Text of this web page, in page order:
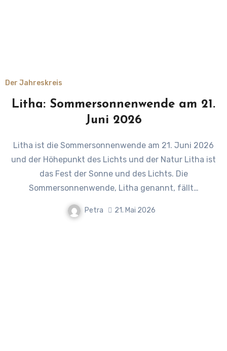
Der Jahreskreis
Litha: Sommersonnenwende am 21.
Juni 2026
Litha ist die Sommersonnenwende am 21. Juni 2026
und der Höhepunkt des Lichts und der Natur Litha ist
das Fest der Sonne und des Lichts. Die
Sommersonnenwende, Litha genannt, fällt…
Petra 21. Mai 2026